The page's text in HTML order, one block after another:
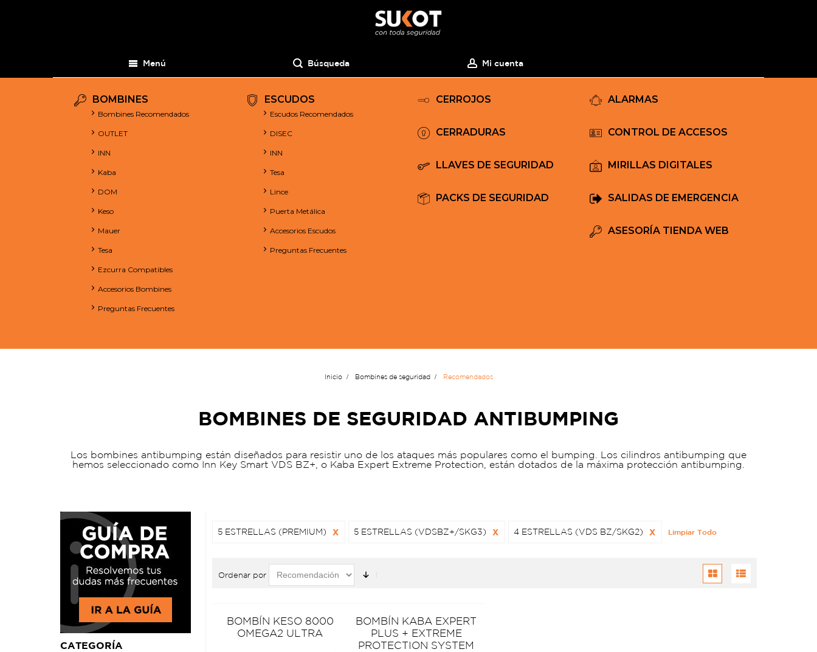
Menú Búsqueda Mi cuenta
BOMBINES
Bombines Recomendados
OUTLET
INN
Kaba
DOM
Keso
Mauer
Tesa
Ezcurra Compatibles
Accesorios Bombines
Preguntas Frecuentes
ESCUDOS
Escudos Recomendados
DISEC
INN
Tesa
Lince
Puerta Metálica
Accesorios Escudos
Preguntas Frecuentes
CERROJOS
CERRADURAS
LLAVES DE SEGURIDAD
PACKS DE SEGURIDAD
ALARMAS
CONTROL DE ACCESOS
MIRILLAS DIGITALES
SALIDAS DE EMERGENCIA
ASESORÍA TIENDA WEB
Inicio Bombines de seguridad Recomendados
BOMBINES DE SEGURIDAD ANTIBUMPING
Los bombines antibumping están diseñados para resistir uno de los ataques más populares como el bumping. Los cilindros antibumping que
hemos seleccionado como Inn Key Smart VDS BZ+, o Kaba Expert Extreme Protection, están dotados de la máxima protección antibumping.
5 ESTRELLAS (PREMIUM) X 5 ESTRELLAS (VDSBZ+/SKG3) X 4 ESTRELLAS (VDS BZ/SKG2) X Limpiar Todo
Ordenar por
BOMBÍN KESO 8000
OMEGA2 ULTRA
BOMBÍN KABA EXPERT
PLUS + EXTREME
PROTECTION SYSTEM
CATEGORÍA